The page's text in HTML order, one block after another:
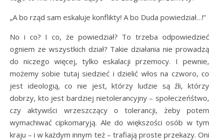
„A bo rząd sam eskaluje konflikty! A bo Duda powiedział…!”
No i co? I co, że powiedział? To trzeba odpowiedzieć
ogniem ze wszystkich dział? Takie działania nie prowadzą
do niczego więcej, tylko eskalacji przemocy. I pewnie,
możemy sobie tutaj siedzieć i dzielić włos na czworo, co
jest ideologią, co nie jest, którzy ludzie są źli, którzy
dobrzy, kto jest bardziej nietolerancyjny – społeczeńśtwo,
czy aktywiści wrzeszczący o tolerancji, żeby potem
wymachiwać cipkomaryją. Ale do większości osób w tym
kraju – i w każdym innym też – trafiają proste przekazy. Oni